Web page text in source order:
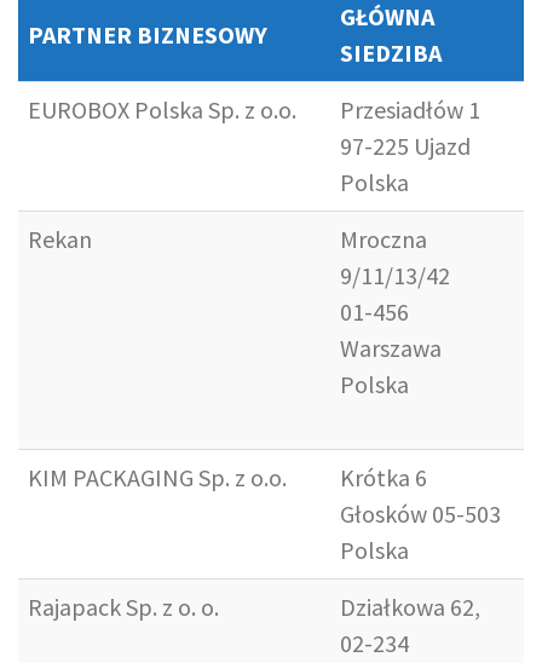
PARTNER BIZNESOWY
GŁÓWNA
SIEDZIBA
EUROBOX Polska Sp. z o.o.
Przesiadłów 1
97-225 Ujazd
Polska
Rekan
Mroczna
9/11/13/42
01-456
Warszawa
Polska
KIM PACKAGING Sp. z o.o.
Krótka 6
Głosków 05-503
Polska
Rajapack Sp. z o. o.
Działkowa 62,
02-234